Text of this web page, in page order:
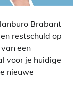
Brabant
restschuld op
een
voor je huidige
nieuwe